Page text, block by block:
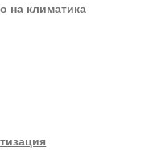
на климатика